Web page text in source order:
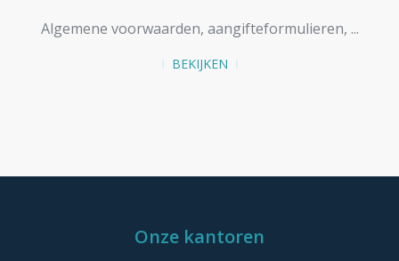
Algemene voorwaarden, aangifteformulieren, ...
BEKIJKEN
Onze kantoren